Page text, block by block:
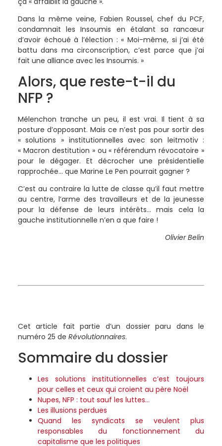
Dans la même veine, Fabien Roussel, chef du PCF,
condamnait les Insoumis en étalant sa rancœur
d’avoir échoué à l’élection : « Moi-même, si j’ai été
battu dans ma circonscription, c’est parce que j’ai
fait une alliance avec les Insoumis. »
Alors, que reste-t-il du
NFP ?
Mélenchon tranche un peu, il est vrai. Il tient à sa
posture d’opposant. Mais ce n’est pas pour sortir des
« solutions » institutionnelles avec son leitmotiv :
« Macron destitution » ou « référendum révocatoire »
pour le dégager. Et décrocher une présidentielle
rapprochée… que Marine Le Pen pourrait gagner ?
C’est au contraire la lutte de classe qu’il faut mettre
au centre, l’arme des travailleurs et de la jeunesse
pour la défense de leurs intérêts… mais cela la
gauche institutionnelle n’en a que faire !
Olivier Belin
Cet article fait partie d’un dossier paru dans le
numéro 25 de Révolutionnaires.
Sommaire du dossier
Les solutions institutionnelles c’est toujours
pour celles et ceux qui croient au père Noël
Nupes, NFP : tout sauf les luttes…
Les illusions perdues
Quand les syndicats se veulent plus
responsables du fonctionnement du
capitalisme que les politiques